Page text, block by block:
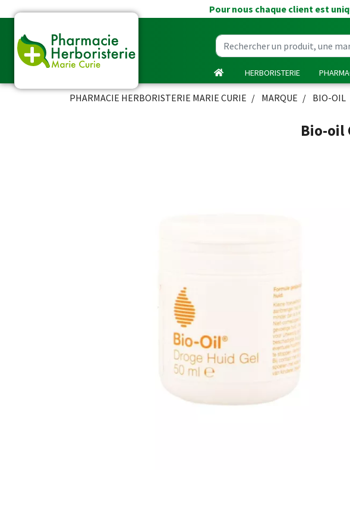
Pour nous chaque client est
HERBORISTERIE
PHARMACIE HERBORISTERIE MARIE CURIE MARQUE BIO-OIL
Bio-oil